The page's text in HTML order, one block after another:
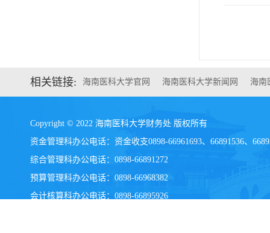
相关链接: 海南医科大学官网 海南医科大学新闻网 海南
Copyright © 2022 海南医科大学财务处 版权所有
资金管理科办公电话：资金收支0898-66961693、66891536、
综合管理科办公电话：0898-66891272
预算管理科办公电话：0898-66968382
会计核算科办公电话： 0898-66895926